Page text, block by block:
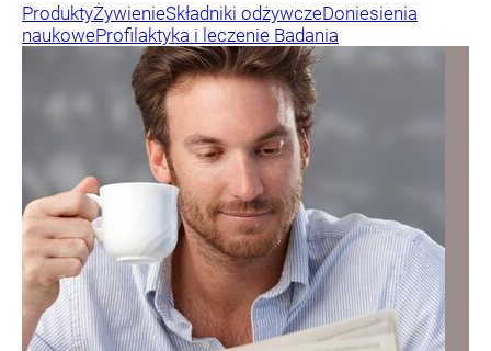
ProduktyŻywienieSkładniki odżywczeDoniesienia
naukoweProfilaktyka i leczenie Badania